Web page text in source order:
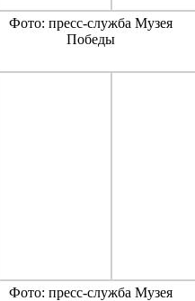
Фото: пресс-служба Музея
Победы
Фото: пресс-служба Музея